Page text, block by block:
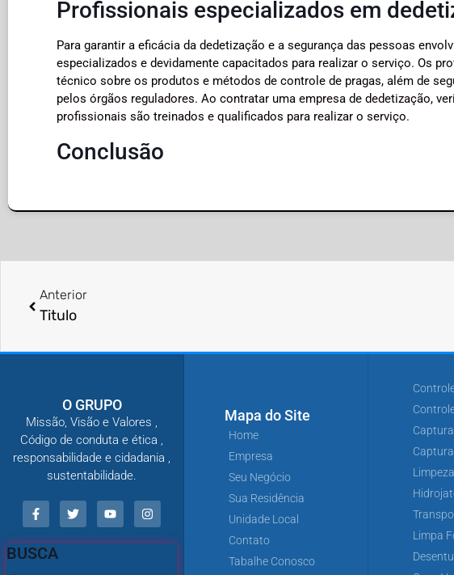
Profissionais especializados em
Para garantir a eficácia da dedetização e a segurança das pessoas
especializados e devidamente capacitados para realizar o serviço. Os
técnico sobre os produtos e métodos de controle de pragas, além de
pelos órgãos reguladores. Ao contratar uma empresa de dedetização,
profissionais são treinados e qualificados para realizar o serviço.
Conclusão
Anterior
Titulo
O GRUPO
Missão, Visão e Valores ,
Código de conduta e ética ,
responsabilidade e cidadania ,
sustentabilidade.
BUSCA
Mapa do Site
Home
Empresa
Seu Negócio
Sua Residência
Unidade Local
Contato
Tabalhe Conosco
Limpa